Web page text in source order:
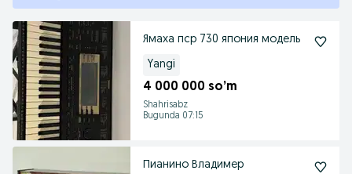
Ямаха пср 730 япония модель
Yangi
4 000 000 so’m
Shahrisabz
Bugunda 07:15
Пианино Владимер